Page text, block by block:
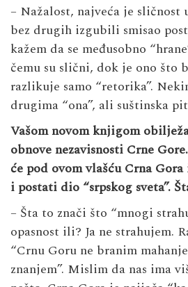
– Nažalost, najveća je
bez drugih izgubili smisao
kažem da se međusobno
čemu su slični, dok je ono što
razlikuje samo “retorika”.
drugima “ona”, ali suštinska
Vašom novom knjigom
obnove nezavisnosti Crne
će pod ovom vlašću Crna
i postati dio “srpskog sveta”.
– Šta to znači što “mnogi
opasnost ili? Ja ne strahujem.
“Crnu Goru ne branim
znanjem”. Mislim da nas ima